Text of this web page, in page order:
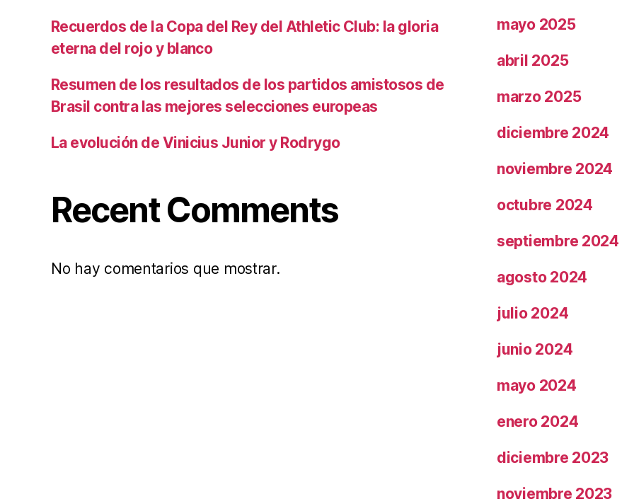
Recuerdos de la Copa del Rey del Athletic Club: la gloria
eterna del rojo y blanco
Resumen de los resultados de los partidos amistosos de
Brasil contra las mejores selecciones europeas
La evolución de Vinicius Junior y Rodrygo
Recent Comments
No hay comentarios que mostrar.
mayo 2025
abril 2025
marzo 2025
diciembre 2024
noviembre 2024
octubre 2024
septiembre 2024
agosto 2024
julio 2024
junio 2024
mayo 2024
enero 2024
diciembre 2023
noviembre 2023